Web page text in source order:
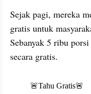
Sejak pagi, mereka
gratis untuk
Sebanyak 5 ribu
secara gratis.